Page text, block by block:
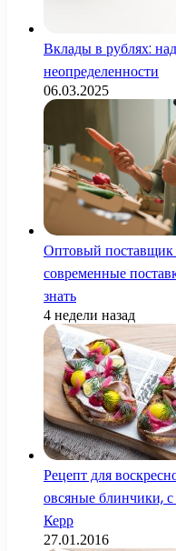
Вклады в рублях:
неопределенности
06.03.2025
Оптовый поставщик
современные
знать
4 недели назад
Рецепт для
овсяные блинчики,
Керр
27.01.2016